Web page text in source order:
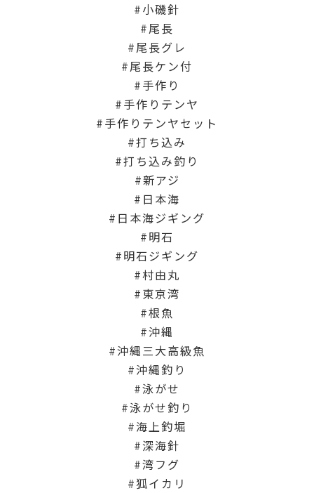
小磯針
尾長
尾長グレ
尾長ケン付
手作り
手作りテンヤ
手作りテンヤセット
打ち込み
打ち込み釣り
新アジ
日本海
日本海ジギング
明石
明石ジギング
村由丸
東京湾
根魚
沖縄
沖縄三大高級魚
沖縄釣り
泳がせ
泳がせ釣り
海上釣堀
深海針
湾フグ
狐イカリ